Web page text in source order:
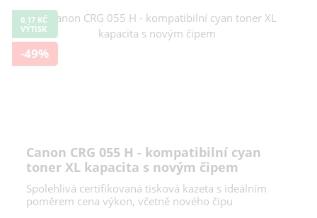
0,17 KČ
VÝTISK
-49%
Canon CRG 055 H - kompatibilní cyan
toner XL kapacita s novým čipem
Spolehlivá certifikovaná tisková kazeta s ideálním
poměrem cena výkon, včetně nového čipu